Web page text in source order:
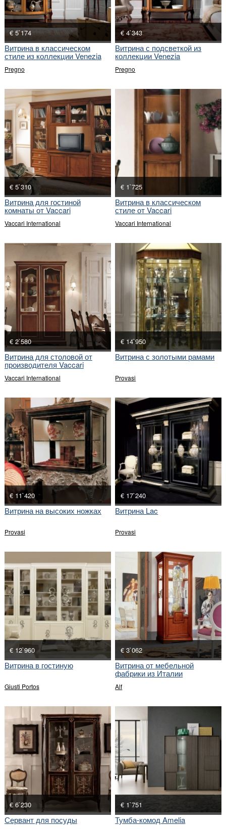
€ 5`174
Витрина в классическом
стиле из коллекции Venezia
Pregno
€ 4`343
Витрина с подсветкой из
коллекции Venezia
Pregno
€ 5`310
Витрина для гостиной
комнаты от Vaccari
Vaccari International
€ 1`725
Витрина в классическом
стиле от Vaccari
Vaccari International
€ 2`580
Витрина для столовой от
производителя Vaccari
Vaccari International
€ 14`950
Витрина с золотыми рамами
Provasi
€ 11`420
Витрина на высоких ножках
Provasi
€ 17`240
Витрина Lac
Provasi
€ 12`960
Витрина в гостиную
Giusti Portos
€ 3`062
Витрина от мебельной
фабрики из Италии
Alf
€ 6`230
Сервант для посуды
€ 1`751
Тумба-комод Amelia